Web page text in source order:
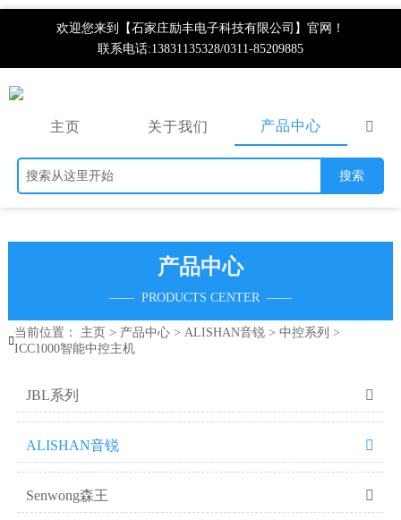
欢迎您来到【石家庄励丰电子科技有限公司】官网！
联系电话:13831135328/0311-85209885
主页 关于我们 产品中心 
搜索
产品中心
—— PRODUCTS CENTER ——

当前位置： 主页 > 产品中心> ALISHAN音锐> 中控系列 >
ICC1000智能中控主机
JBL系列 
ALISHAN音锐 
Senwong森王 